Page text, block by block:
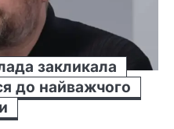
закликала
до найважчого